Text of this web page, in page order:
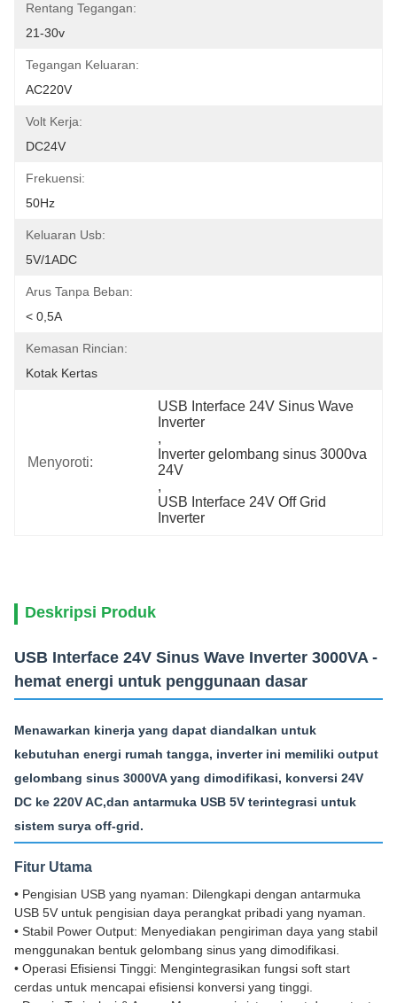
Rentang Tegangan:
21-30v
Tegangan Keluaran:
AC220V
Volt Kerja:
DC24V
Frekuensi:
50Hz
Keluaran Usb:
5V/1ADC
Arus Tanpa Beban:
< 0,5A
Kemasan Rincian:
Kotak Kertas
Menyoroti:
USB Interface 24V Sinus Wave
Inverter
,
Inverter gelombang sinus 3000va
24V
,
USB Interface 24V Off Grid
Inverter
Deskripsi Produk
USB Interface 24V Sinus Wave Inverter 3000VA -
hemat energi untuk penggunaan dasar
Menawarkan kinerja yang dapat diandalkan untuk
kebutuhan energi rumah tangga, inverter ini memiliki output
gelombang sinus 3000VA yang dimodifikasi, konversi 24V
DC ke 220V AC,dan antarmuka USB 5V terintegrasi untuk
sistem surya off-grid.
Fitur Utama
• Pengisian USB yang nyaman: Dilengkapi dengan antarmuka
USB 5V untuk pengisian daya perangkat pribadi yang nyaman.
• Stabil Power Output: Menyediakan pengiriman daya yang stabil
menggunakan bentuk gelombang sinus yang dimodifikasi.
• Operasi Efisiensi Tinggi: Mengintegrasikan fungsi soft start
cerdas untuk mencapai efisiensi konversi yang tinggi.